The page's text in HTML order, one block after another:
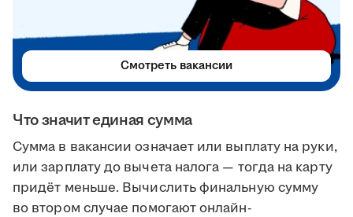
Что значит единая сумма
Сумма в вакансии означает или выплату на руки,
или зарплату до вычета налога — тогда на карту
придёт меньше. Вычислить финальную сумму
во втором случае помогают онлайн-
Смотреть вакансии